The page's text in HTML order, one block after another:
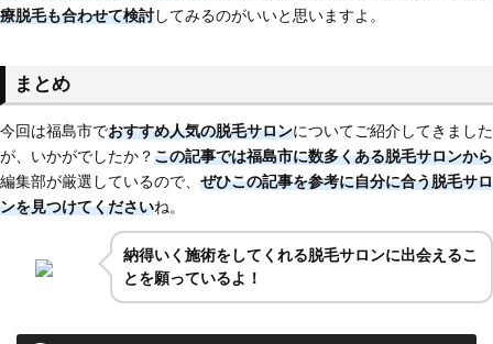
療脱毛も合わせて検討してみるのがいいと思いますよ。
まとめ
今回は福島市でおすすめ人気の脱毛サロンについてご紹介してきました
が、いかがでしたか？この記事では福島市に数多くある脱毛サロンから
編集部が厳選しているので、 ぜひこの記事を参考に自分に合う脱毛サロ
ンを見つけてくださいね。
納得いく施術をしてくれる脱毛サロンに出会えるこ
とを願っているよ！